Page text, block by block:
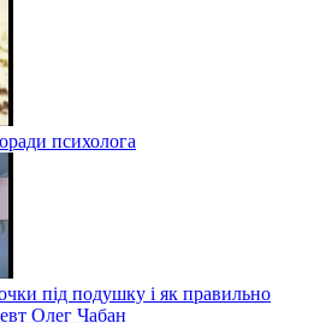
психолога
під подушку і як правильно
Олег Чабан